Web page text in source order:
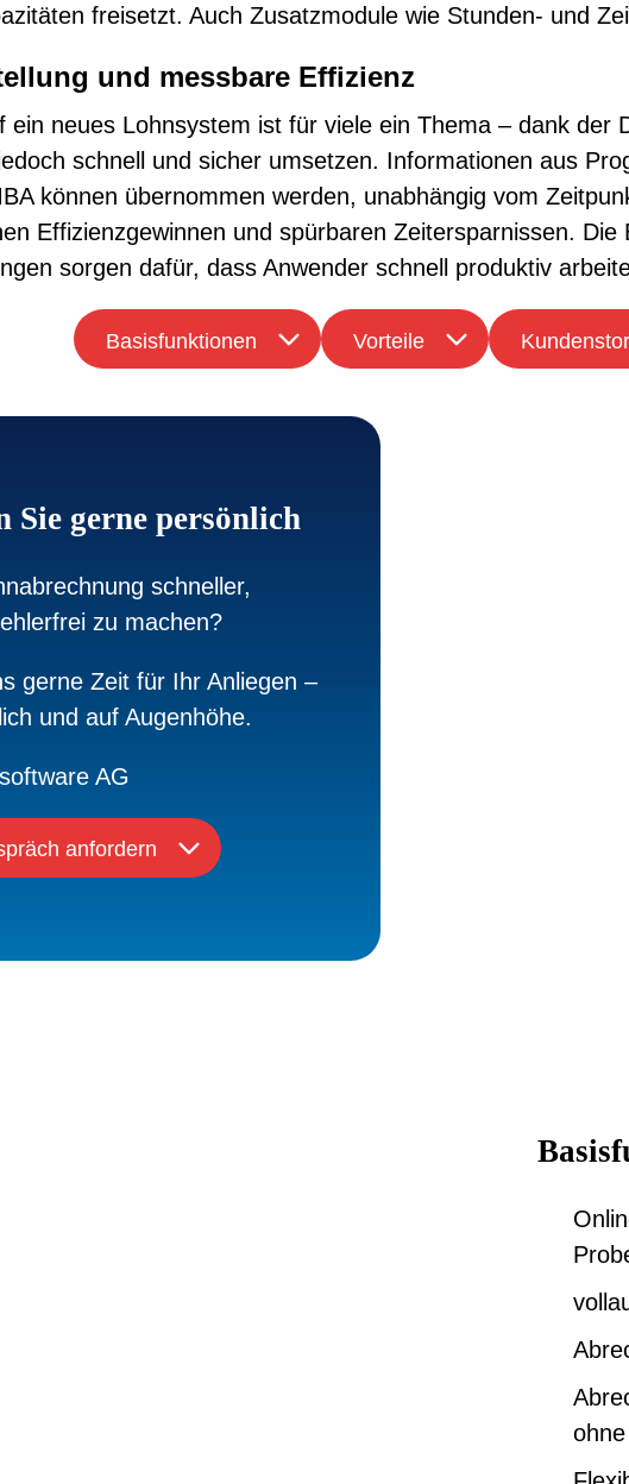
freisetzt. Auch Zusatzmodule wie Stunden- und
und messbare Effizienz
ein neues Lohnsystem ist für viele ein Thema – dank der
schnell und sicher umsetzen. Informationen aus
können übernommen werden, unabhängig vom
Effizienzgewinnen und spürbaren Zeitersparnissen.
sorgen dafür, dass Anwender schnell produktiv
Basisfunktionen Vorteile
Sie gerne persönlich
schneller,
zu machen?
gerne Zeit für Ihr Anliegen –
und auf Augenhöhe.
AG
anfordern